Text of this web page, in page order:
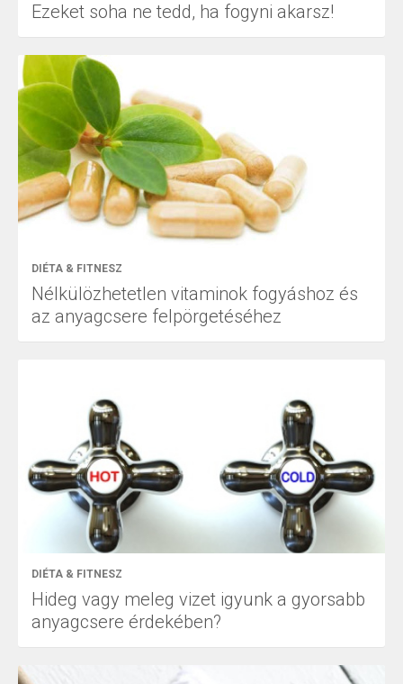
Ezeket soha ne tedd, ha fogyni akarsz!
DIÉTA & FITNESZ
Nélkülözhetetlen vitaminok fogyáshoz és
az anyagcsere felpörgetéséhez
DIÉTA & FITNESZ
Hideg vagy meleg vizet igyunk a gyorsabb
anyagcsere érdekében?